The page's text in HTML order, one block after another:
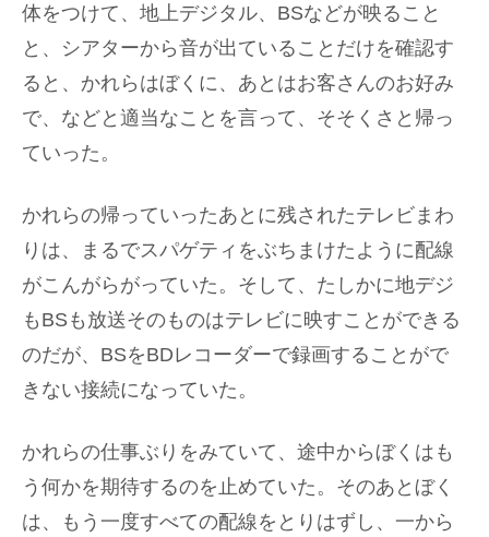
体をつけて、地上デジタル、BSなどが映ること
と、シアターから音が出ていることだけを確認す
ると、かれらはぼくに、あとはお客さんのお好み
で、などと適当なことを言って、そそくさと帰っ
ていった。
かれらの帰っていったあとに残されたテレビまわ
りは、まるでスパゲティをぶちまけたように配線
がこんがらがっていた。そして、たしかに地デジ
もBSも放送そのものはテレビに映すことができる
のだが、BSをBDレコーダーで録画することがで
きない接続になっていた。
かれらの仕事ぶりをみていて、途中からぼくはも
う何かを期待するのを止めていた。そのあとぼく
は、もう一度すべての配線をとりはずし、一から